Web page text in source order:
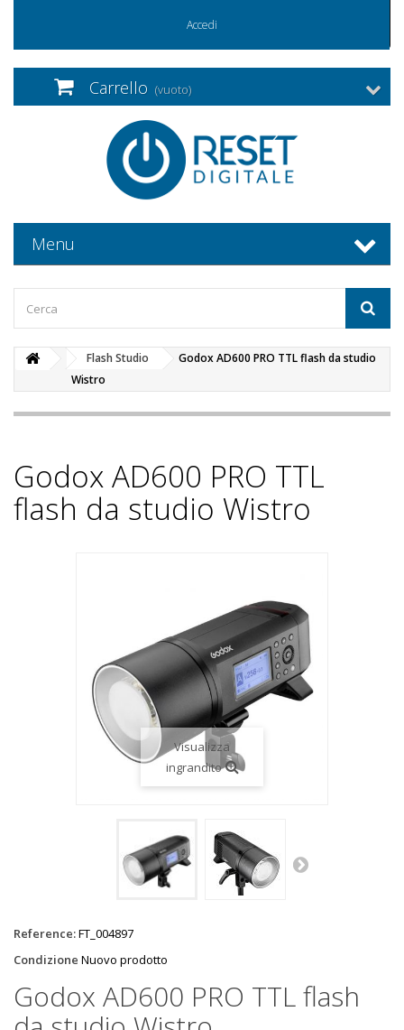
Accedi
Carrello (vuoto)
Menu
Flash Studio
Godox AD600 PRO TTL flash da studio
Wistro
Godox AD600 PRO TTL
flash da studio Wistro
Visualizza
ingrandito
Reference:FT_004897
Condizione Nuovo prodotto
Godox AD600 PRO TTL flash